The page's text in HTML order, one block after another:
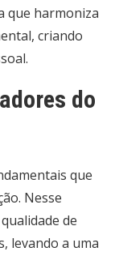
que harmoniza
criando
do
que
Nesse
de
levando a uma